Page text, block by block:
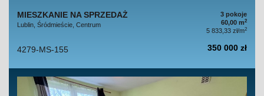
MIESZKANIE NA SPRZEDAŻ
Lublin, Śródmieście, Centrum
3 pokoje
60,00 m2
5 833,33 zł/m2
4279-MS-155 350 000 zł